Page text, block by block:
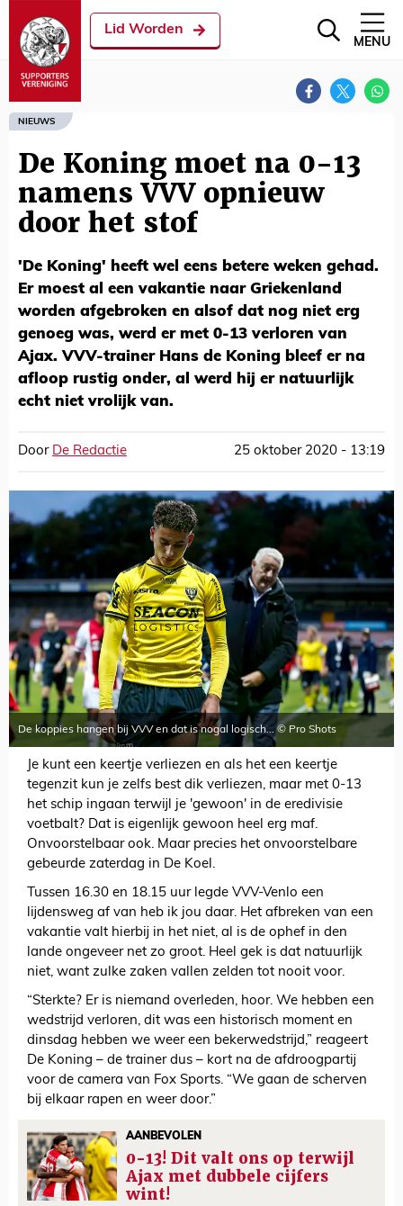
Lid Worden
MENU
NIEUWS
De Koning moet na 0-13
namens VVV opnieuw
door het stof
'De Koning' heeft wel eens betere weken gehad.
Er moest al een vakantie naar Griekenland
worden afgebroken en alsof dat nog niet erg
genoeg was, werd er met 0-13 verloren van
Ajax. VVV-trainer Hans de Koning bleef er na
afloop rustig onder, al werd hij er natuurlijk
echt niet vrolijk van.
Door De Redactie 25 oktober 2020 - 13:19
De koppies hangen bij VVV en dat is nogal logisch... © Pro Shots
Je kunt een keertje verliezen en als het een keertje
tegenzit kun je zelfs best dik verliezen, maar met 0-13
het schip ingaan terwijl je 'gewoon' in de eredivisie
voetbalt? Dat is eigenlijk gewoon heel erg maf.
Onvoorstelbaar ook. Maar precies het onvoorstelbare
gebeurde zaterdag in De Koel.
Tussen 16.30 en 18.15 uur legde VVV-Venlo een
lijdensweg af van heb ik jou daar. Het afbreken van een
vakantie valt hierbij in het niet, al is de ophef in den
lande ongeveer net zo groot. Heel gek is dat natuurlijk
niet, want zulke zaken vallen zelden tot nooit voor.
“Sterkte? Er is niemand overleden, hoor. We hebben een
wedstrijd verloren, dit was een historisch moment en
dinsdag hebben we weer een bekerwedstrijd,” reageert
De Koning – de trainer dus – kort na de afdroogpartij
voor de camera van Fox Sports. “We gaan de scherven
bij elkaar rapen en weer door.”
AANBEVOLEN
0-13! Dit valt ons op terwijl
Ajax met dubbele cijfers
wint!